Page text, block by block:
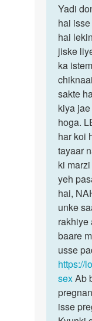
to
pati
se
by
Yadi
dono
partners
ki
poori
Yadi
hai
hai
jiske
ka
sakte
kiya
hoga.
har koi
tayaar
ki
yeh
hai,
unke
rakhiye
baare
usse
https://
sexAb
isse